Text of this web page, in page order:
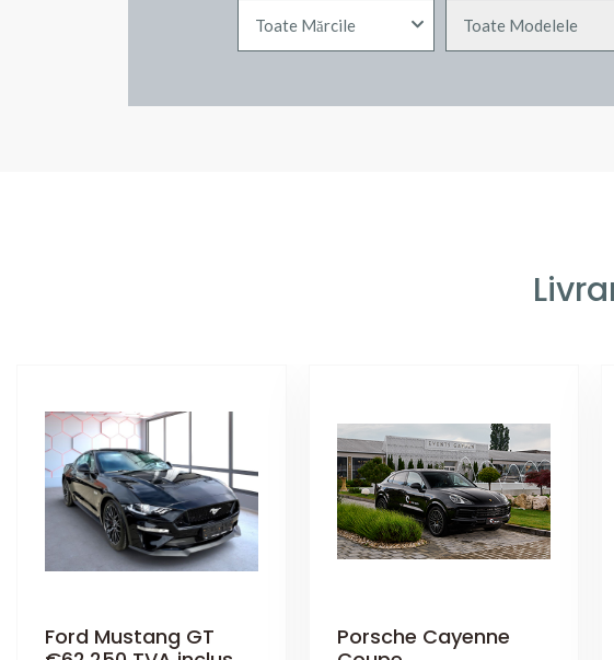
Toate Mărcile Toate Modelele
Ford Mustang GT
Porsche Cayenne